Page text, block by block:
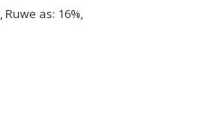
Ruwe as: 16%,